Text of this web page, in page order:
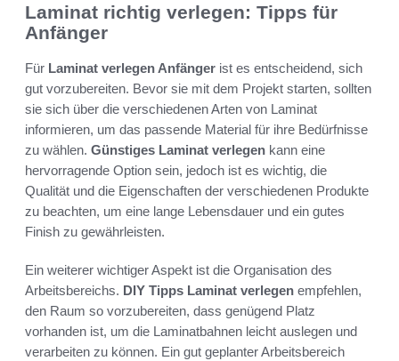
Laminat richtig verlegen: Tipps für
Anfänger
Für Laminat verlegen Anfänger ist es entscheidend, sich
gut vorzubereiten. Bevor sie mit dem Projekt starten, sollten
sie sich über die verschiedenen Arten von Laminat
informieren, um das passende Material für ihre Bedürfnisse
zu wählen. Günstiges Laminat verlegen kann eine
hervorragende Option sein, jedoch ist es wichtig, die
Qualität und die Eigenschaften der verschiedenen Produkte
zu beachten, um eine lange Lebensdauer und ein gutes
Finish zu gewährleisten.
Ein weiterer wichtiger Aspekt ist die Organisation des
Arbeitsbereichs. DIY Tipps Laminat verlegen empfehlen,
den Raum so vorzubereiten, dass genügend Platz
vorhanden ist, um die Laminatbahnen leicht auslegen und
verarbeiten zu können. Ein gut geplanter Arbeitsbereich